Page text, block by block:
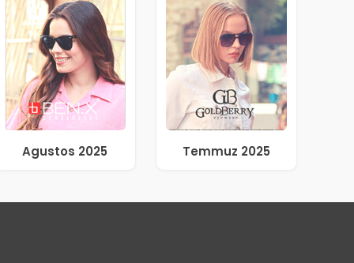
Agustos 2025 Temmuz 2025